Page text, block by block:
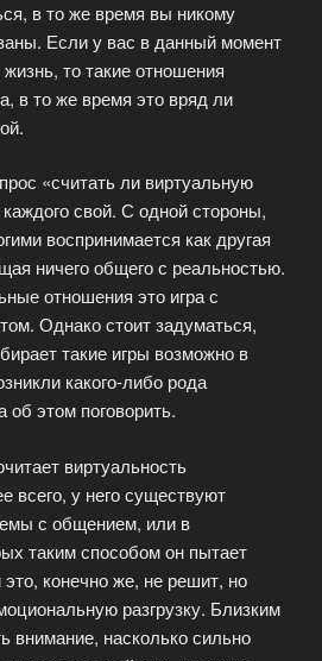
в то же время вы никому
Если у вас в данный момент
то такие отношения
в то же время это вряд ли
«считать ли виртуальную
свой. С одной стороны,
воспринимается как другая
ничего общего с реальностью.
отношения это игра с
Однако стоит задуматься,
такие игры возможно в
какого-либо рода
об этом поговорить.
виртуальность
всего, у него существуют
с общением, или в
таким способом он пытает
конечно же, не решит, но
разгрузку. Близким
внимание, насколько сильно